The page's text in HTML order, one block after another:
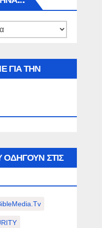
ΓΙΑ ΤΗΝ
ΟΔΗΓΟΎΝ ΣΤΙΣ